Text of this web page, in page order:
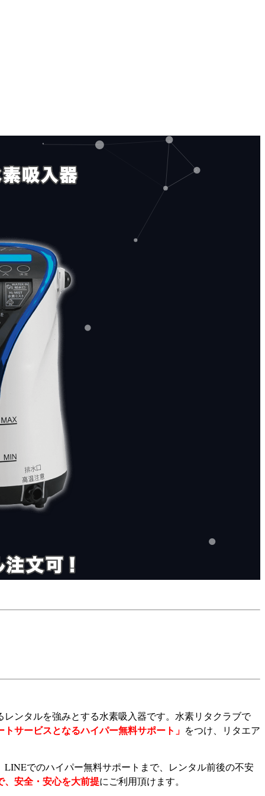
ンタルを強みとする水素吸入器です。水素リタクラブで
サービスとなるハイパー無料サポート」 をつけ、リタエア
でのハイパー無料サポートまで、レンタル前後の不安
、安全・安心を大前提にご利用頂けます。